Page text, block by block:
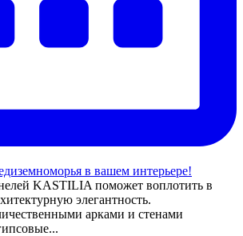
в вашем интерьере!
KASTILIA поможет воплотить в
элегантность.
арками и стенами